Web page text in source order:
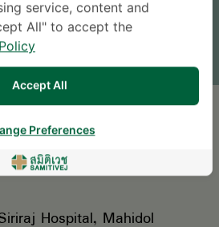
စရာရှိရင် မေးခဲ့ပါ။
ာအထောက်အကူပြုဌာနမှ အကြောင်းပြန်ကြားပေးပါမည်။
ဍ
Hospital, Mahidol
service, content and
All" to accept the
Accept All
Preferences